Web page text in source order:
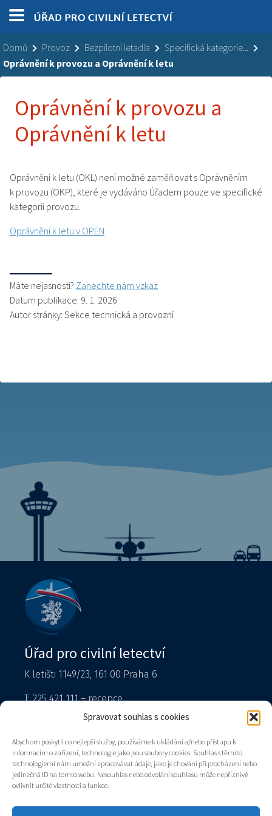
Spravovat souhlas s cookies
Abychom poskytli co nejlepší služby, používáme k ukládání a/nebo přístupu k
informacím o zařízení, technologie jako jsou soubory cookies. Souhlas s těmito
technologiemi nám umožní zpracovávat údaje, jako je chování při procházení nebo
jedinečná ID na tomto webu. Nesouhlas nebo odvolání souhlasu může nepříznivě
ovlivnit určité vlastnosti a funkce.
Domů Provoz Bezpilotní letadla
Specifická kategorie...
Oprávnění k provozu a Oprávnění k letu
Oprávnění k provozu a
Oprávnění k letu
Oprávnění k letu (OKL) není možné zaměňovat s Oprávněním
k provozu (OKP), které je vydáváno Úřadem pouze ve specifické
kategorii provozu.
Oprávnění k letu v OPEN
Máte nejasnosti? Zanechte nám vzkaz
Datum publikace: 9. 1. 2026
Autor stránky: Sekce technická a provozní
Úřad pro civilní letectví
K letišti 1149/23, 161 00 Praha 6
T: 225 421 111 – recepce
podatelna@caa.gov.cz
Datová schránka: v8gaaz5
Úřad